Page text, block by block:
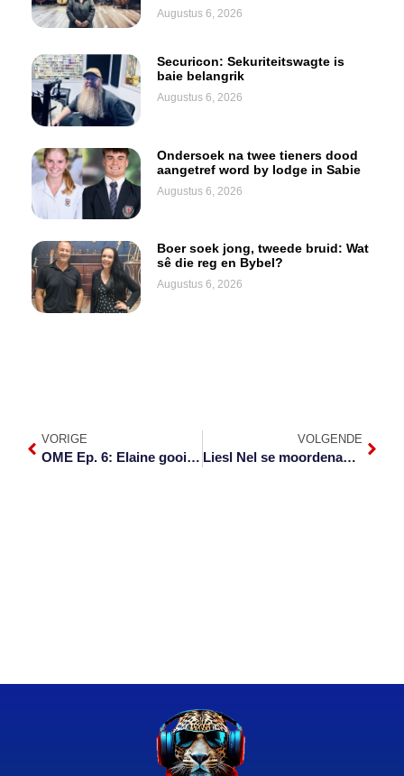
Augustus 6, 2026
Securicon: Sekuriteitswagte is
baie belangrik
Augustus 6, 2026
Ondersoek na twee tieners dood
aangetref word by lodge in Sabie
Augustus 6, 2026
Boer soek jong, tweede bruid: Wat
sê die reg en Bybel?
Augustus 6, 2026
VORIGE
OME Ep. 6: Elaine gooi handdoek in
VOLGENDE
Liesl Nel se moordenaar gevonnis